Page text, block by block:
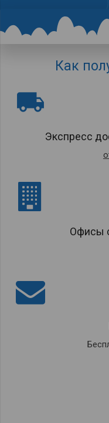
Как
local_shipping
Экс­пресс
Офисы